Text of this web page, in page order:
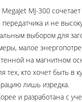
MJ-300
и не
выбором для
малое
на магнитном
кто хочет быть в
лишь изредка.
и разработана с